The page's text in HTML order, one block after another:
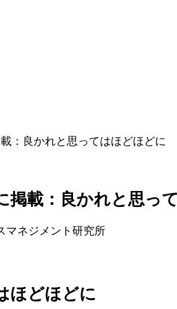
：良かれと思ってはほどほどに
掲載：良かれと思っ
ほどほどに